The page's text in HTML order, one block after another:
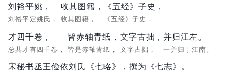
刘裕平姚，
刘裕平定姚氏，
收其图籍，
收其图籍，
《五经》子史，
《五经》子史，
才四千卷，
总共才有四千卷，
皆赤轴青纸，
皆是赤轴青纸，
文字古拙，
文字古拙，
并归江左。
一并归于江南。
宋秘书丞王俭依刘氏《七略》， 撰为《七志》。